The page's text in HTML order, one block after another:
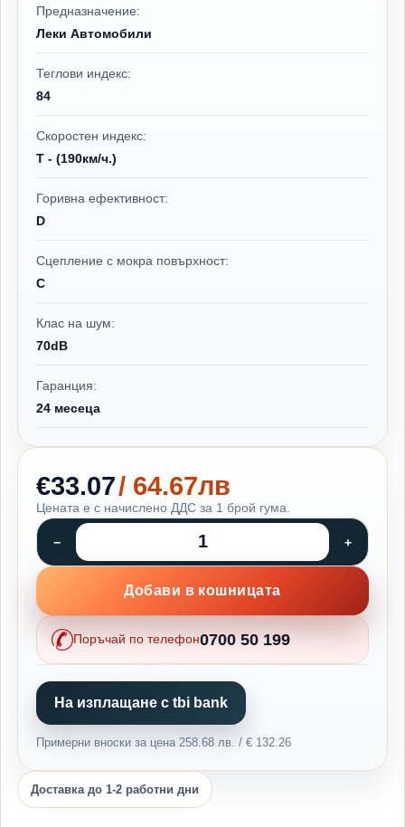
Предназначение:
Леки Автомобили
Теглови индекс:
84
Скоростен индекс:
T - (190км/ч.)
Горивна ефективност:
D
Сцепление с мокра повърхност:
C
Клас на шум:
70dB
Гаранция:
24 месеца
€33.07/ 64.67лв
Цената е с начислено ДДС за 1 брой гума.
Добави в кошницата
Поръчай по телефон0700 50 199
На изплащане с tbi bank
Примерни вноски за цена 258.68 лв. / € 132.26
Доставка до 1-2 работни дни